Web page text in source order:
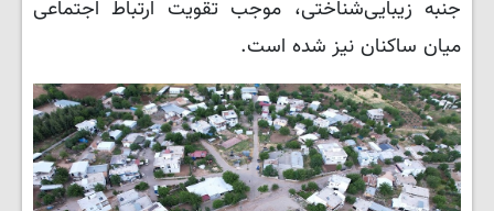
جنبه زیبایی‌شناختی، موجب تقویت ارتباط اجتماعی
میان ساکنان نیز شده است.